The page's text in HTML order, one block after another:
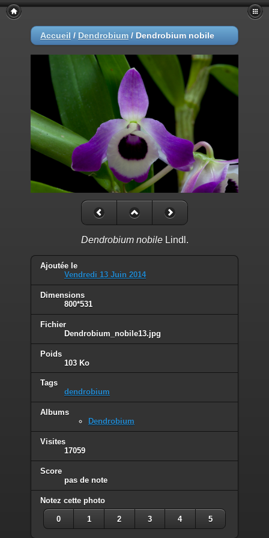
Accueil / Dendrobium / Dendrobium nobile
Dendrobium nobileLindl.
Ajoutée le
Vendredi 13 Juin 2014
Dimensions
800*531
Fichier
Dendrobium_nobile13.jpg
Poids
103 Ko
Tags
dendrobium
Albums
Dendrobium
Visites
17059
Score
pas de note
Notez cette photo
0 1 2 3 4 5